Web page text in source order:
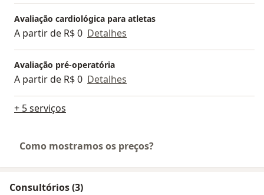
Avaliação cardiológica para atletas
A partir de R$ 0 Detalhes
Avaliação pré-operatória
A partir de R$ 0 Detalhes
+ 5 serviços
Como mostramos os preços?
Consultórios (3)